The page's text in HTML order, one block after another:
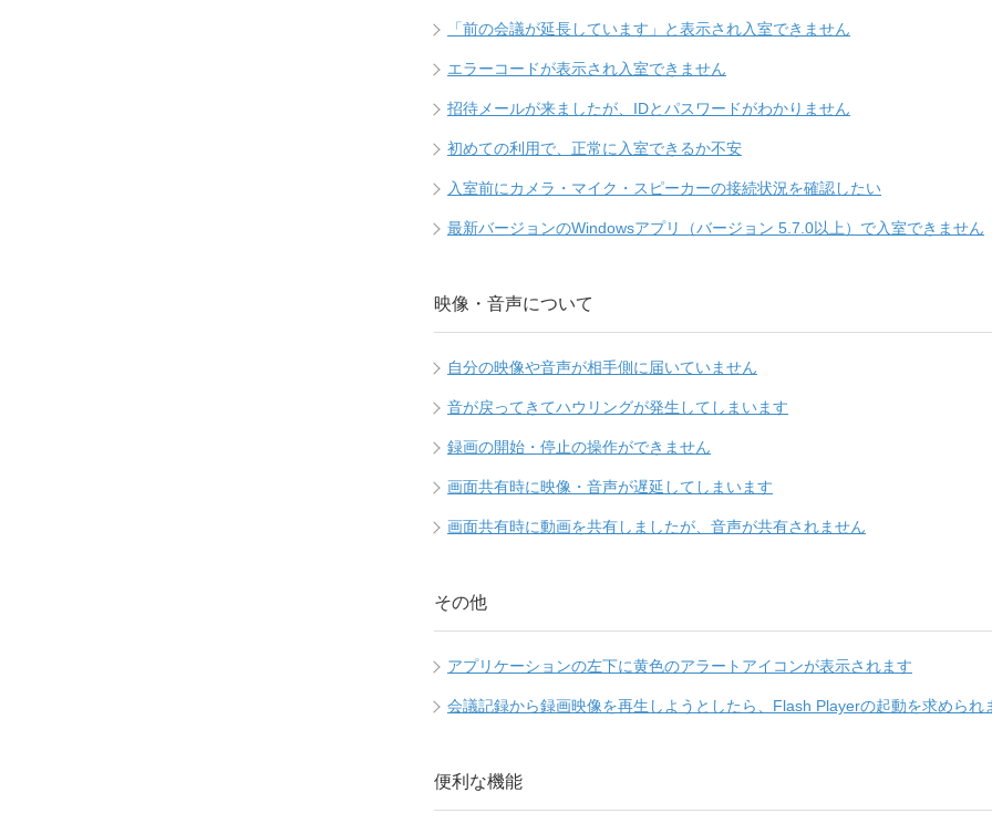
「前の会議が延長しています」と表示され入室できません
エラーコードが表示され入室できません
招待メールが来ましたが、IDとパスワードがわかりません
初めての利用で、正常に入室できるか不安
入室前にカメラ・マイク・スピーカーの接続状況を確認したい
最新バージョンのWindowsアプリ（バージョン 5.7.0以上）で入室できません
映像・音声について
自分の映像や音声が相手側に届いていません
音が戻ってきてハウリングが発生してしまいます
録画の開始・停止の操作ができません
画面共有時に映像・音声が遅延してしまいます
画面共有時に動画を共有しましたが、音声が共有されません
その他
アプリケーションの左下に黄色のアラートアイコンが表示されます
会議記録から録画映像を再生しようとしたら、Flash Playerの起動を求められ
便利な機能